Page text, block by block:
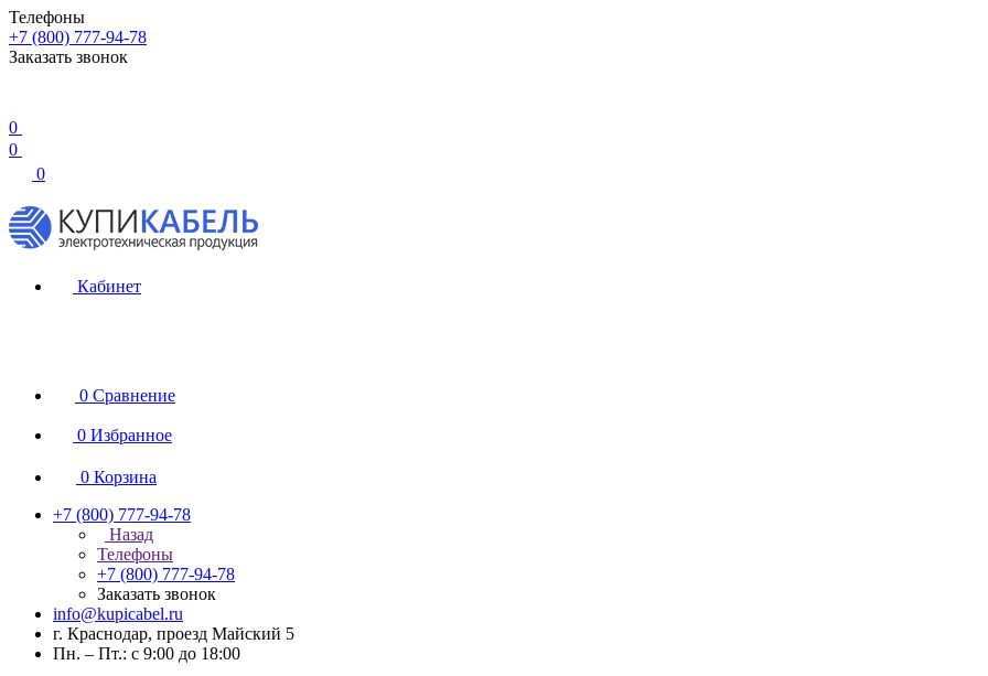
Телефоны
+7 (800) 777-94-78
Заказать звонок
0
0
0
Кабинет
0 Сравнение
0 Избранное
0 Корзина
+7 (800) 777-94-78
Назад
Телефоны
+7 (800) 777-94-78
Заказать звонок
info@kupicabel.ru
г. Краснодар, проезд Майский 5
Пн. – Пт.: с 9:00 до 18:00